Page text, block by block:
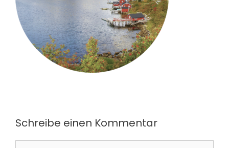
Schreibe einen Kommentar